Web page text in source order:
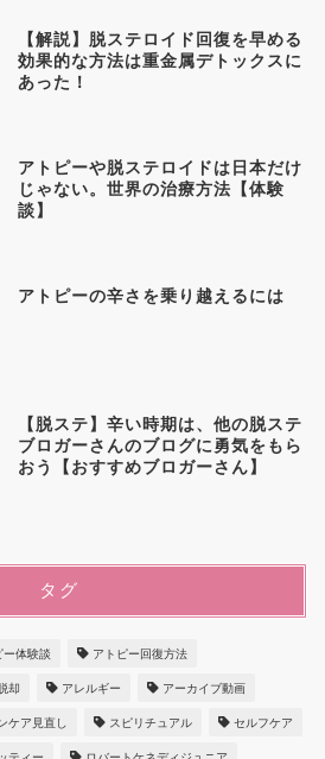
【解説】脱ステロイド回復を早める
効果的な方法は重金属デトックスに
あった！
アトピーや脱ステロイドは日本だけ
じゃない。世界の治療方法【体験
談】
アトピーの辛さを乗り越えるには
【脱ステ】辛い時期は、他の脱ステ
ブロガーさんのブログに勇気をもら
おう【おすすめブロガーさん】
タグ
ー体験談 アトピー回復方法
却 アレルギー アーカイブ動画
ケア見直し スピリチュアル セルフケア